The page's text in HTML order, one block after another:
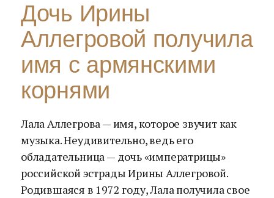
Дочь Ирины
Аллегровой получила
имя с армянскими
корнями
Лала Аллегрова — имя, которое звучит как
музыка. Неудивительно, ведь его
обладательница — дочь «императрицы»
российской эстрады Ирины Аллегровой.
Родившаяся в 1972 году, Лала получила свое